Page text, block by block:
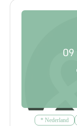
09
* Nederland